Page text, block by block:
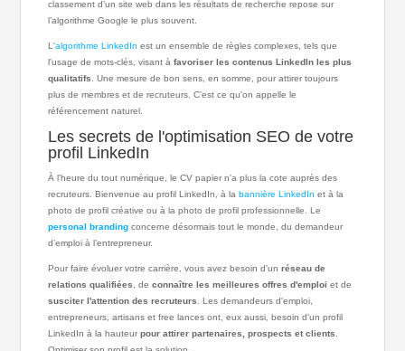
classement d’un site web dans les résultats de recherche repose sur
l’algorithme Google le plus souvent.
L'algorithme LinkedIn est un ensemble de règles complexes, tels que
l'usage de mots-clés, visant àfavoriser les contenus LinkedIn les plus
qualitatifs. Une mesure de bon sens, en somme, pour attirer toujours
plus de membres et de recruteurs. C’est ce qu’on appelle le
référencement naturel.
Les secrets de l'optimisation SEO de votre
profil LinkedIn
À l’heure du tout numérique, le CV papier n'a plus la cote auprès des
recruteurs. Bienvenue au profil LinkedIn, à la bannière LinkedIn et à la
photo de profil créative ou à la photo de profil professionnelle. Le
personal branding concerne désormais tout le monde, du demandeur
d’emploi à l’entrepreneur.
Pour faire évoluer votre carrière, vous avez besoin d'unréseau de
relations qualifiées, deconnaître les meilleures offres d'emploi et de
susciter l'attention des recruteurs. Les demandeurs d'emploi,
entrepreneurs, artisans et free lances ont, eux aussi, besoin d'un profil
LinkedIn à la hauteur pour attirer partenaires, prospects et clients.